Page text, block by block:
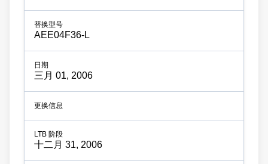
AEE04F36-L
三月 01, 2006
十二月 31, 2006